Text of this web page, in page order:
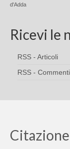
d'Adda
Ricevi le
RSS - Articoli
RSS - Commenti
Citazione